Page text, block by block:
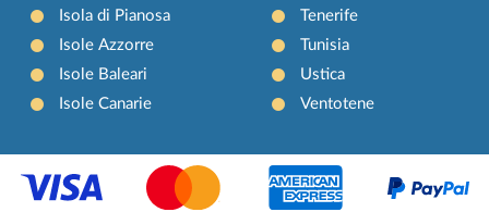
Isola di Pianosa
Isole Azzorre
Isole Baleari
Isole Canarie
Tenerife
Tunisia
Ustica
Ventotene